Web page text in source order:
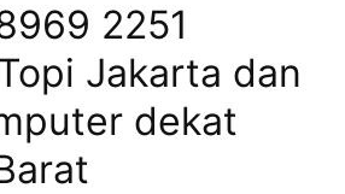
2251
Jakarta dan
dekat